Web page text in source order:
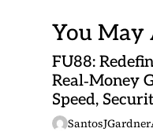
You May
FU88:
Real‑Money
Speed,
Malaysian
SantosJGardner